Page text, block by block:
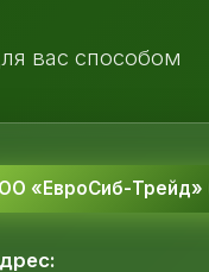
вас способом
«ЕвроСиб-Трейд»